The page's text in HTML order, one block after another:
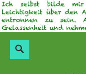
Skip
to
content
Search